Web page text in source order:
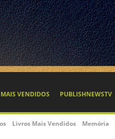
MAIS VENDIDOS PUBLISHNEWSTV
Livros Mais Vendidos Memória